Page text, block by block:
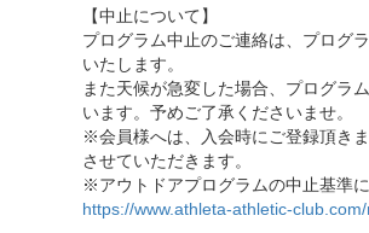
【中止について】
プログラム中止のご連絡は、プログ
いたします。
また天候が急変した場合、プログラ
います。予めご了承くださいませ。
※会員様へは、入会時にご登録頂き
させていただきます。
※アウトドアプログラムの中止基準
https://www.athleta-athletic-